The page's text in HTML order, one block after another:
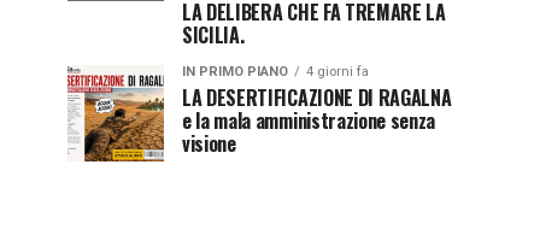
LA DELIBERA CHE FA TREMARE LA
SICILIA.
IN PRIMO PIANO 4 giorni fa
LA DESERTIFICAZIONE DI RAGALNA
e la mala amministrazione senza
visione